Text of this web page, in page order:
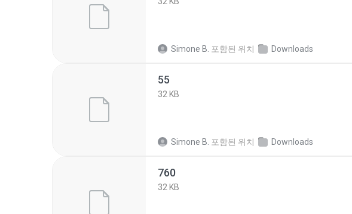
Simone B. 포함된 위치 Downloads
55
32 KB
Simone B. 포함된 위치 Downloads
760
32 KB